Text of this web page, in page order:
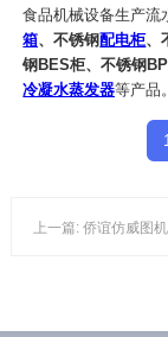
食品机械设备生产流
箱、不锈钢配电柜、
钢BES柜、不锈钢
冷凝水蒸发器等产品。
1